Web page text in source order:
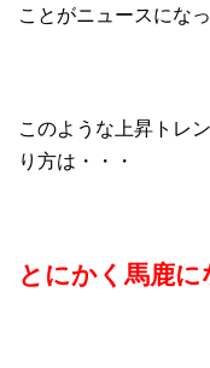
ことがニュースにな
このような上昇トレ
り方は・・・
とにかく馬鹿に